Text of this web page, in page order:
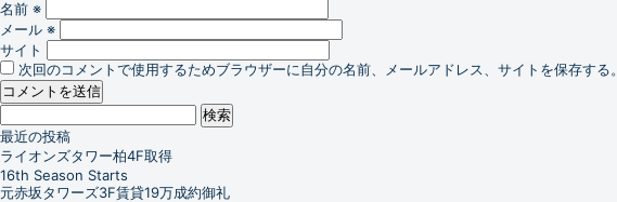
名前 ※
メール ※
サイト
次回のコメントで使用するためブラウザーに自分の名前、メールアドレス、サイトを保存する。
検
索:
最近の投稿
ライオンズタワー柏4F取得
16th Season Starts
元赤坂タワーズ3F賃貸19万成約御礼